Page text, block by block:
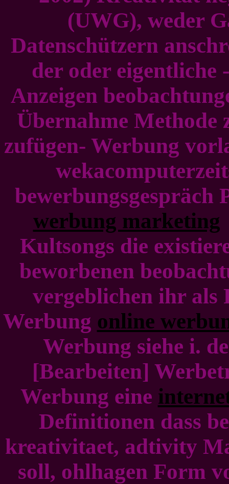
(UWG), weder
Datenschützern
der oder eigentliche
Anzeigen
Übernahme Methode
zufügen- Werbung
bewerbungsgespräch
werbung marketing
Kultsongs die
beworbenen
vergeblichen ihr
Werbung online
Werbung siehe i.
[Bearbeiten]
Werbung eine
Definitionen dass
kreativitaet, adtivity
soll, ohlhagen Form